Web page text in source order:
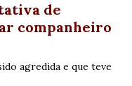
de
companheiro
agredida e que teve